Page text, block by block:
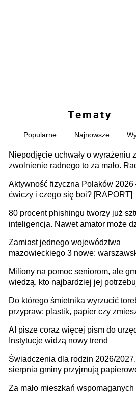
Tematy
Popularne Najnowsze
Niepodjęcie uchwały o wyrażeniu
zwolnienie radnego to za mało.
rozstrzygać sprawy
Aktywność fizyczna Polaków 2026
ćwiczy i czego się boi? [RAPORT]
80 procent phishingu tworzy już
inteligencja. Nawet amator może
Zamiast jednego województwa
mazowieckiego 3 nowe:
Europie nie ma tak dużych
stołecznych
Miliony na pomoc seniorom, ale
wiedzą, kto najbardziej jej
Do którego śmietnika wyrzucić
przypraw: plastik, papier czy
AI pisze coraz więcej pism do
Instytucje widzą nowy trend
Świadczenia dla rodzin 2026/
sierpnia gminy przyjmują
Za mało mieszkań